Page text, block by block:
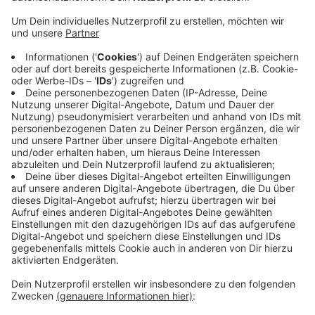
Anzeige
An einem Kran ist ein Hydraulikschlaub geplatzt. Der
Fahrer hatte das zunächst nicht gemerkt und ist von
der Schränke etwa fünf Kilometer bis zur
Salchendorfer Ortsmitte weitergefahren. Weil es für
die Feuerwehr zu viel Öl war, musste eine Spezialfirma
gerufen werden. Eine Reinigungsmaschine war auf der
Strecke im Einsatz. Während der Reinigung war die
Kölner Straße erst komplett und dann halbseitig
gesperrt.
Anzeige